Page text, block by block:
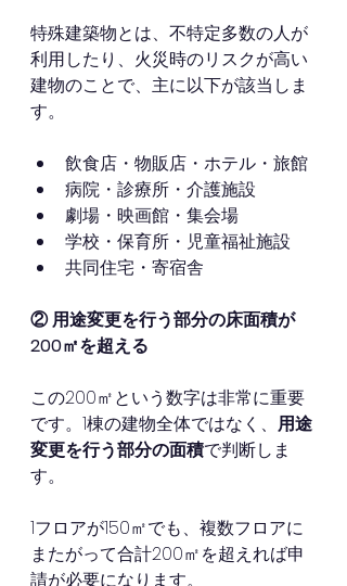
特殊建築物とは、不特定多数の人が
利用したり、火災時のリスクが高い
建物のことで、主に以下が該当しま
す。
飲食店・物販店・ホテル・旅館
病院・診療所・介護施設
劇場・映画館・集会場
学校・保育所・児童福祉施設
共同住宅・寄宿舎
② 用途変更を行う部分の床面積が
200㎡を超える
この200㎡という数字は非常に重要
です。1棟の建物全体ではなく、 用途
変更を行う部分の面積で判断しま
す。
1フロアが150㎡でも、複数フロアに
またがって合計200㎡を超えれば申
請が必要になります。